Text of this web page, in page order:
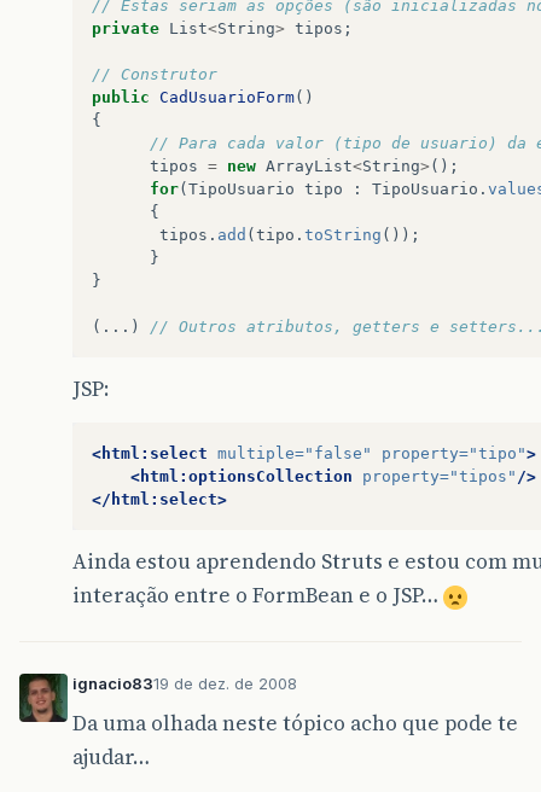
// Estas seriam as opções (são inicializadas
private List<String> tipos ;
// Construtor
public CadUsuarioForm()
{
// Para cada valor (tipo de usuario) da
tipos = new ArrayList<String> ();
for( TipoUsuario tipo : TipoUsuario .
{
tipos . add ( tipo . toString ());
}
}
(...) // Outros atributos, getters e
JSP:
<html:select multiple="false" property="tipo">
<html:optionsCollection
property="tipos" />
</html:select>
Ainda estou aprendendo Struts e estou com
interação entre o FormBean e o JSP…
ignacio8319 de dez. de 2008
Da uma olhada neste tópico acho que pode te
ajudar…